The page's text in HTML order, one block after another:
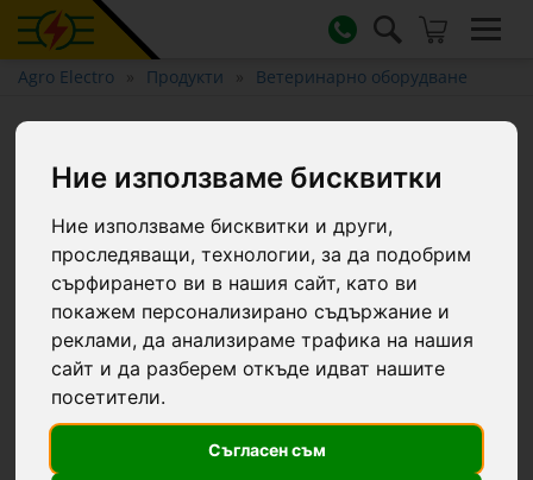
Ние използваме бисквитки
Ние използваме бисквитки и други,
проследяващи, технологии, за да подобрим
сърфирането ви в нашия сайт, като ви
покажем персонализирано съдържание и
реклами, да анализираме трафика на нашия
сайт и да разберем откъде идват нашите
посетители.
Съгласен съм
Agro Electro Продукти Ветеринарно оборудване